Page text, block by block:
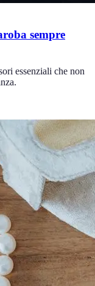
sempre
essenziali che non